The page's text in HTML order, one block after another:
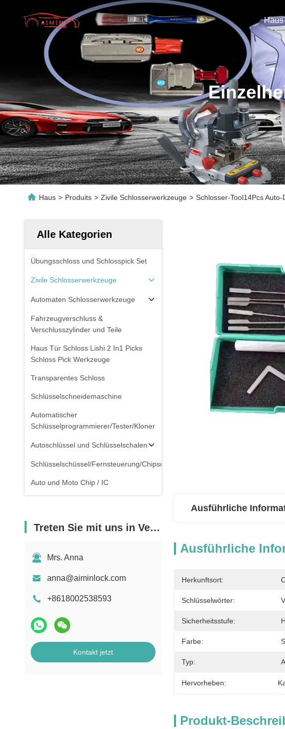
Haus
Haus > Produits > Zivile Schlosserwerkzeuge > Schlosser-Tool14Pcs
Alle Kategorien
Übungsschloss und Schlosspick Set
Zivile Schlosserwerkzeuge
Automaten Schlosserwerkzeuge
Fahrzeugverschluss &
Verschlusszylinder und Teile
Haus Tür Schloss Lishi 2 In1 Picks
Schloss Pick Werkzeuge
Transparentes Schloss
Schlüsselschneidemaschine
Automatischer
Schlüsselprogrammierer/Tester/Kloner
Autoschlüssel und Schlüsselschalen
Schlüsselschüssel/Fernsteuerung/Chipschlüssel
Auto und Moto Chip / IC
Treten Sie mit uns in Verbindung
Mrs. Anna
anna@aiminlock.com
+8618002538593
Kontakt jetzt
Ausführliche
Ausführliche
Herkunftsort:
Schlüsselwörter:
Sicherheitsstufe:
Farbe:
Typ:
Hervorheben:
Produkt-